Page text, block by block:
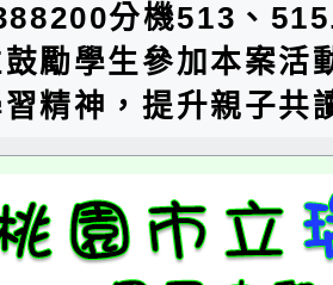
分機513、
勵學生參加本案活
精神，提升親子共